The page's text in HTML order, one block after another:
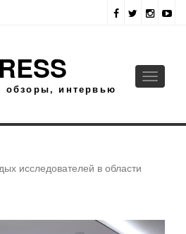
обзоры, интервью
Toggle
исследователей в области